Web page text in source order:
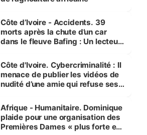
Côte d’Ivoire - Accidents. 39
morts après la chute d’un car
dans le fleuve Bafing : Un lecteur
des Transports
Côte d'Ivoire. Cybercriminalité : Il
menace de publier les vidéos de
nudité d’une amie qui refuse ses
Afrique - Humanitaire. Dominique
plaide pour une organisation des
Premières Dames « plus forte et